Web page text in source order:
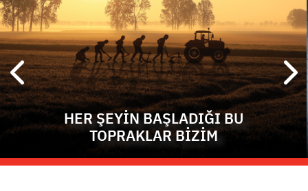
HER ŞEYİN BAŞLADIĞI BU
TOPRAKLAR BİZİM